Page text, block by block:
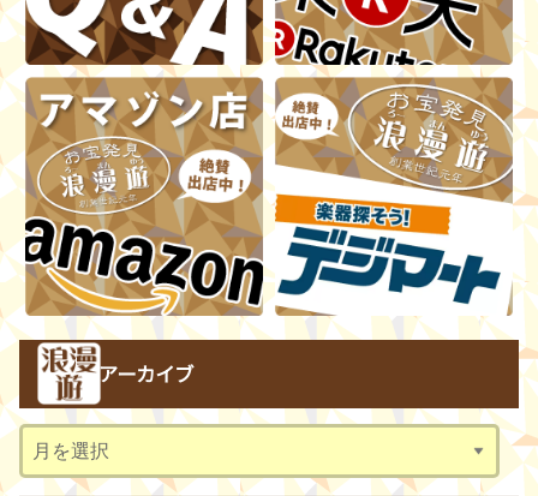
アーカイブ
ー